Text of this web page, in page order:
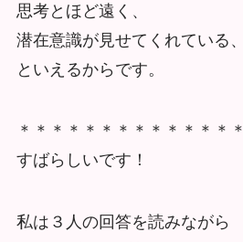
思考とほど遠く、
潜在意識が見せてくれている、
といえるからです。
＊＊＊＊＊＊＊＊＊＊＊＊＊＊
すばらしいです！
私は３人の回答を読みながら